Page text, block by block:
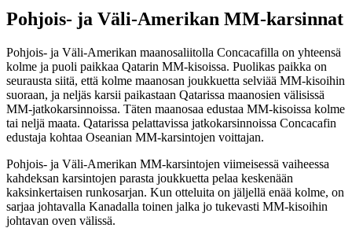
Pohjois- ja Väli-Amerikan MM-karsinnat
Pohjois- ja Väli-Amerikan maanosaliitolla Concacafilla on yhteensä
kolme ja puoli paikkaa Qatarin MM-kisoissa. Puolikas paikka on
seurausta siitä, että kolme maanosan joukkuetta selviää MM-kisoihin
suoraan, ja neljäs karsii paikastaan Qatarissa maanosien välisissä
MM-jatkokarsinnoissa. Täten maanosaa edustaa MM-kisoissa kolme
tai neljä maata. Qatarissa pelattavissa jatkokarsinnoissa Concacafin
edustaja kohtaa Oseanian MM-karsintojen voittajan.
Pohjois- ja Väli-Amerikan MM-karsintojen viimeisessä vaiheessa
kahdeksan karsintojen parasta joukkuetta pelaa keskenään
kaksinkertaisen runkosarjan. Kun otteluita on jäljellä enää kolme, on
sarjaa johtavalla Kanadalla toinen jalka jo tukevasti MM-kisoihin
johtavan oven välissä.